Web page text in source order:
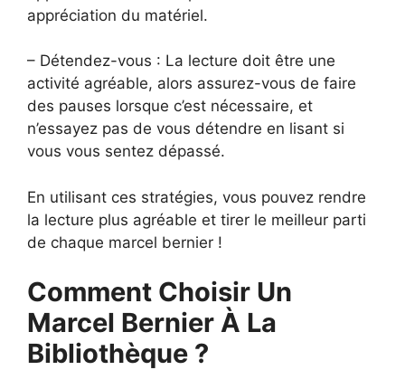
appréciation du matériel.
– Détendez-vous : La lecture doit être une
activité agréable, alors assurez-vous de faire
des pauses lorsque c’est nécessaire, et
n’essayez pas de vous détendre en lisant si
vous vous sentez dépassé.
En utilisant ces stratégies, vous pouvez rendre
la lecture plus agréable et tirer le meilleur parti
de chaque marcel bernier !
Comment Choisir Un
Marcel Bernier À La
Bibliothèque ?